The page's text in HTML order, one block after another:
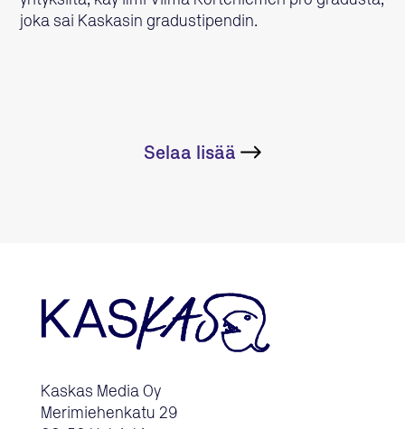
joka sai Kaskasin gradustipendin.
Selaa lisää
Kaskas Media Oy
Merimiehenkatu 29